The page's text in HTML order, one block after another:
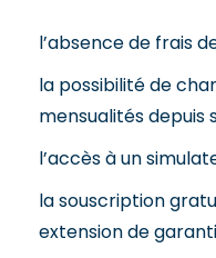
l’absence de frais
la possibilité de
mensualités depuis
l’accès à un
la souscription
extension de